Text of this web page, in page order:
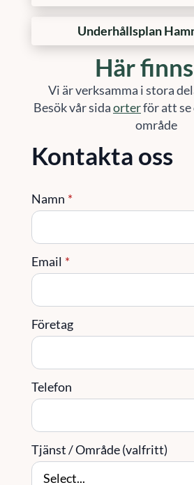
Underhållsplan
Här
Vi är verksamma i stora
Besök vår sidaorterför att se
område
Kontakta oss
Namn *
Email *
Företag
Telefon
Tjänst / Område (valfritt)